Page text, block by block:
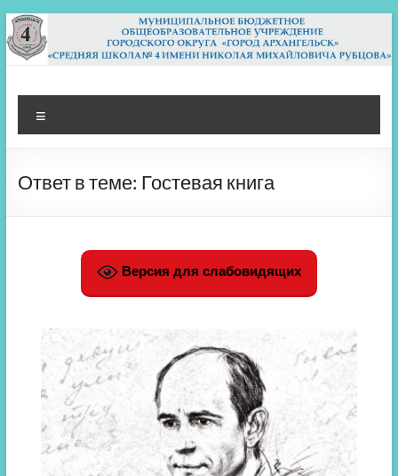
Перейти
к
содержимому
МБОУ СШ 4
Архангельск
Ответ в теме: Гостевая книга
Версия для слабовидящих